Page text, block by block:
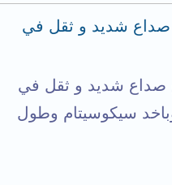
شديد و ثقل في
شديد و ثقل في
٥ سنين وباخد سيكوسيتام وطول